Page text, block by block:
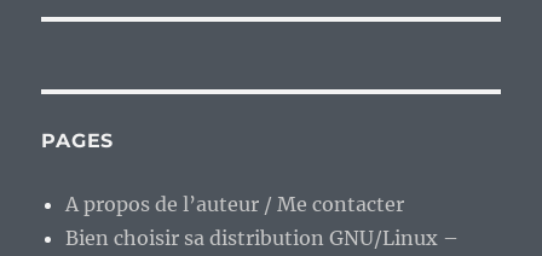
PAGES
A propos de l’auteur / Me contacter
Bien choisir sa distribution GNU/Linux –